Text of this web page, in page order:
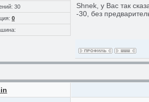
30
0
Shnek, у Вас так
-30, без